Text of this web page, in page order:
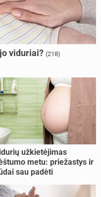
viduriai? (218)
užkietėjimas
metu: priežastys ir
sau padėti